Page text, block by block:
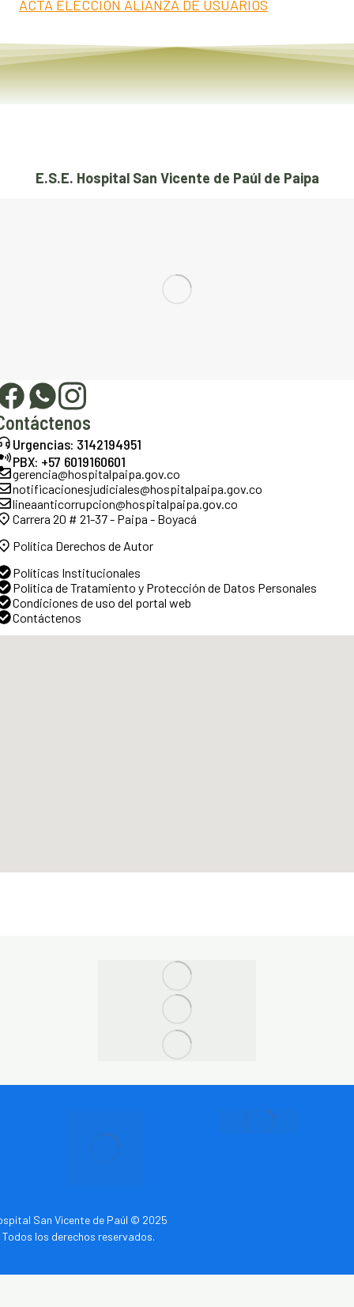
ACTA ELECCION ALIANZA DE USUARIOS
E.S.E. Hospital San Vicente de Paúl de Paipa
Urgencias: 3142194951
PBX: +57 6019160601
gerencia@hospitalpaipa.gov.co
notificacionesjudiciales@hospitalpaipa.gov.co
lineaanticorrupcion@hospitalpaipa.gov.co
Carrera 20 # 21-37 - Paipa - Boyacá
Política Derechos de Autor
Políticas Institucionales
Política de Tratamiento y Protección de Datos Personales
Condiciones de uso del portal web
Contáctenos
San Vicente de Paúl © 2025
Todos los derechos reservados.